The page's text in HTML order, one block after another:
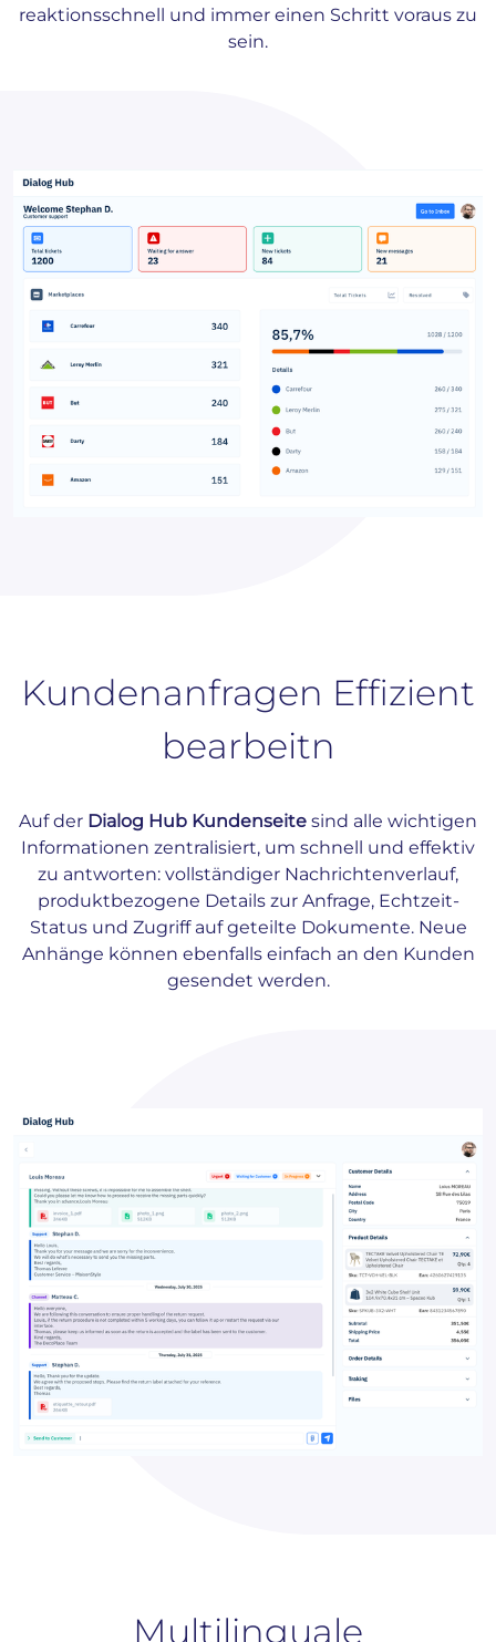
reaktionsschnell und immer einen Schritt voraus zu
sein.
Kundenanfragen Effizient
bearbeitn
Auf der Dialog Hub Kundenseite sind alle wichtigen
Informationen zentralisiert, um schnell und effektiv
zu antworten: vollständiger Nachrichtenverlauf,
produktbezogene Details zur Anfrage, Echtzeit-
Status und Zugriff auf geteilte Dokumente. Neue
Anhänge können ebenfalls einfach an den Kunden
gesendet werden.
Multilinguale